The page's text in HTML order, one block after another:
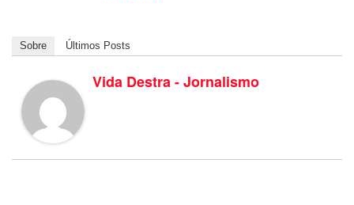
Sobre Últimos Posts
Vida Destra - Jornalismo